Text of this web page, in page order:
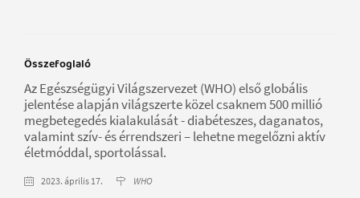
Összefoglaló
Az Egészségügyi Világszervezet (WHO) első globális
jelentése alapján világszerte közel csaknem 500 millió
megbetegedés kialakulását - diabéteszes, daganatos,
valamint szív- és érrendszeri – lehetne megelőzni aktív
életmóddal, sportolással.
2023. április 17. WHO